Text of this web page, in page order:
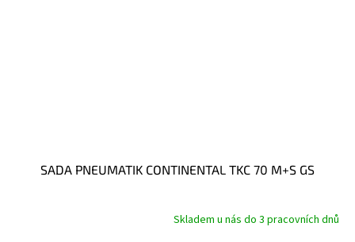
SADA PNEUMATIK CONTINENTAL TKC 70 M+S GS
Skladem u nás do 3 pracovních dnů